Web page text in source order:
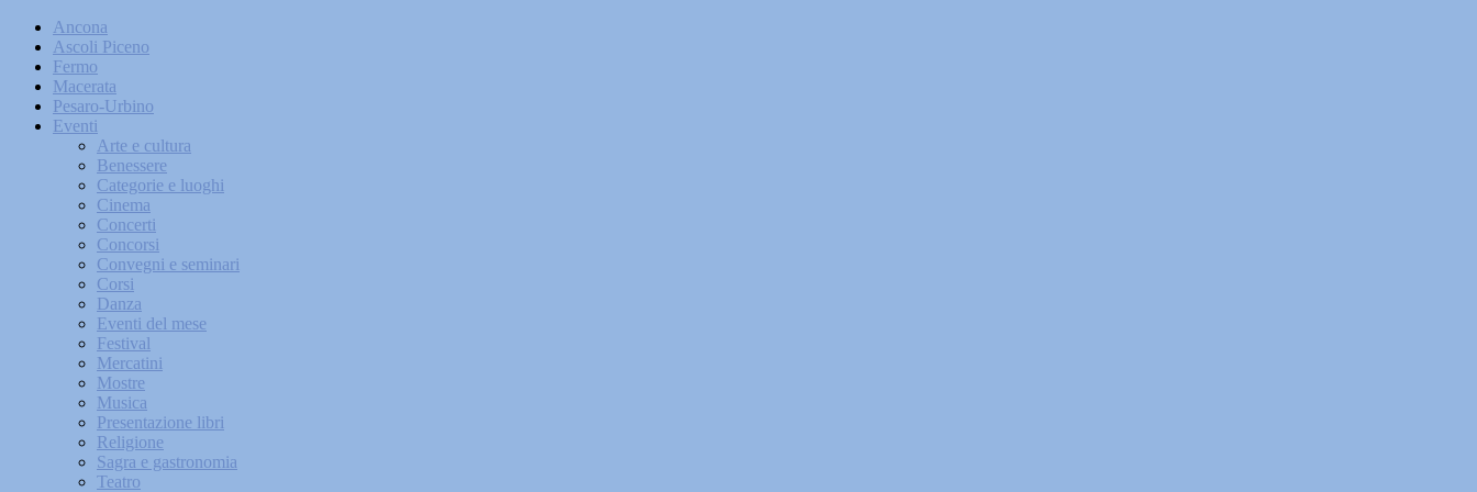
Ancona
Ascoli Piceno
Fermo
Macerata
Pesaro-Urbino
Eventi
Arte e cultura
Benessere
Categorie e luoghi
Cinema
Concerti
Concorsi
Convegni e seminari
Corsi
Danza
Eventi del mese
Festival
Mercatini
Mostre
Musica
Presentazione libri
Religione
Sagra e gastronomia
Teatro